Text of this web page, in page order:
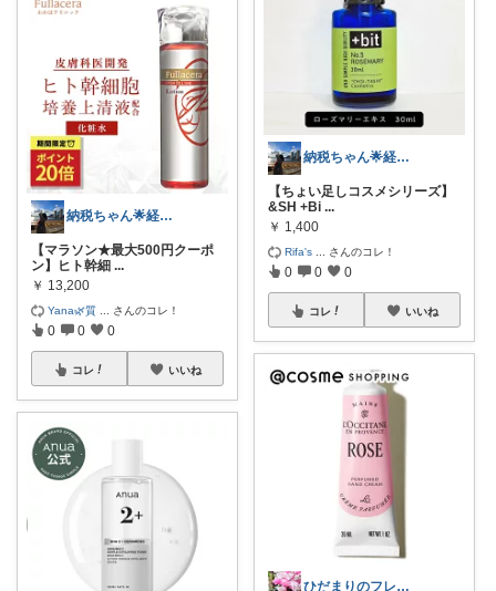
納税ちゃん🌟経由購入★
【マラソン★最大500円クーポ
ン】ヒト幹細 ...
￥ 13,200
Yana🌿質 さんのコレ！
0 0 0
コレ いいね
納税ちゃん🌟経由購入★
【ちょい足しコスメシリーズ】
&SH +Bi ...
￥ 1,400
Rifa's さんのコレ！
0 0 0
コレ いいね
ひだまりのフレンチ🩷ガーデン